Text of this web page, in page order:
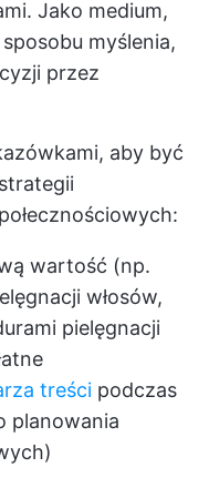
Jako medium,
myślenia,
przez
aby być
wartość (np.
włosów,
pielęgnacji
treści podczas
planowania